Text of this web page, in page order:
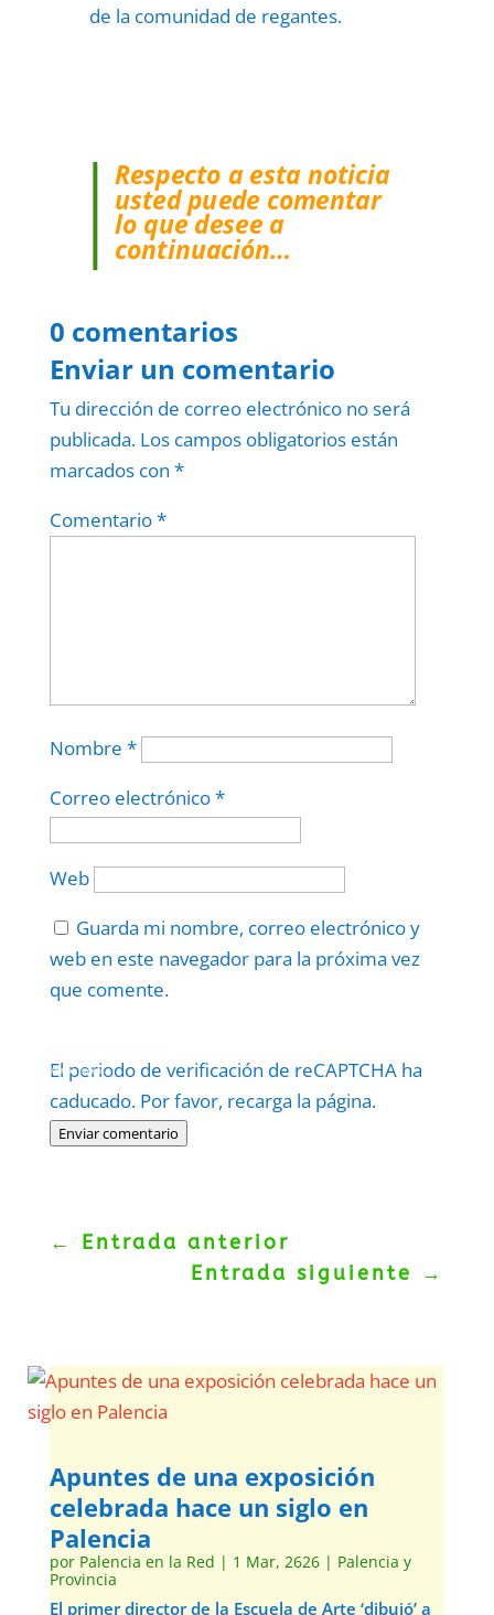
de la comunidad de regantes.
Respecto a esta noticia
usted puede comentar
lo que desee a
continuación…
0 comentarios
Enviar un comentario
Tu dirección de correo electrónico no será
publicada. Los campos obligatorios están
marcados con *
Comentario*
Nombre *
Correo electrónico*
Web
Guarda mi nombre, correo electrónico y
web en este navegador para la próxima vez
que comente.
El periodo de verificación de reCAPTCHA ha
caducado. Por favor, recarga la página.
Enviar comentario
Politica–Términos.
← Entrada anterior
Entrada siguiente
→
Apuntes de una exposición
celebrada hace un siglo en
Palencia
por Palencia en la Red | 1 Mar, 2626| Palencia y
Provincia
El primer director de la Escuela de Arte ‘dibujó’ a